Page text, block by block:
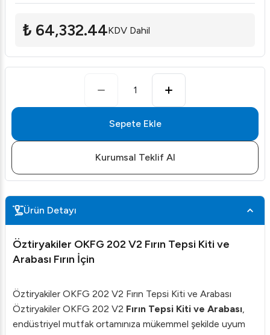
₺ 64,332.44KDV Dahil
1
Sepete Ekle
Kurumsal Teklif Al
Ürün Detayı
Öztiryakiler OKFG 202 V2 Fırın Tepsi Kiti ve
Arabası Fırın İçin
Öztiryakiler OKFG 202 V2 Fırın Tepsi Kiti ve Arabası
Öztiryakiler OKFG 202 V2 Fırın Tepsi Kiti ve Arabası,
endüstriyel mutfak ortamınıza mükemmel şekilde uyum